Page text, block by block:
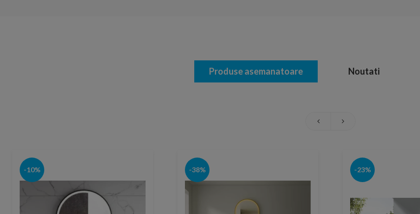
Produse asemanatoare Noutati
-10% -38% -23%